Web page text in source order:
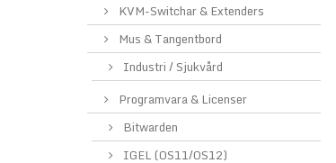
KVM-Switchar & Extenders
Mus & Tangentbord
Industri / Sjukvård
Programvara & Licenser
Bitwarden
IGEL (OS11/OS12)